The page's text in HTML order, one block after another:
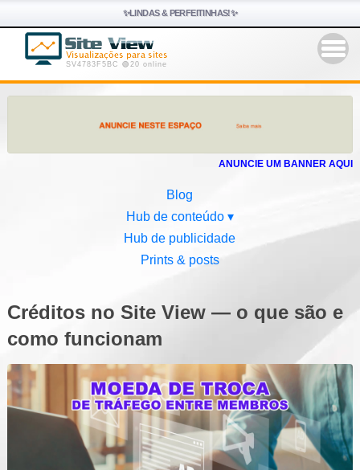
SV4783F5BC 🟢20 online
ANUNCIE UM BANNER AQUI
Blog
Hub de conteúdo ▾
Hub de publicidade
Prints & posts
Créditos no Site View — o que são e
como funcionam
✨LINDAS & PERFEITINHAS!✨